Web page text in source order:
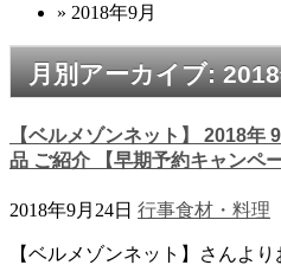
» 2018年9月
月別アーカイブ:
【ベルメゾンネット】 2018年
品 ご紹介 【早期予約キャンペー
2018年9月24日 行事食材・料理
【ベルメゾンネット】さんよ